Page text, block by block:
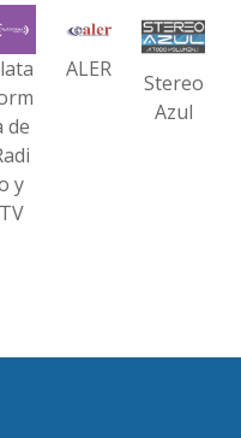
de
y
TV
ALER
Stereo
Azul